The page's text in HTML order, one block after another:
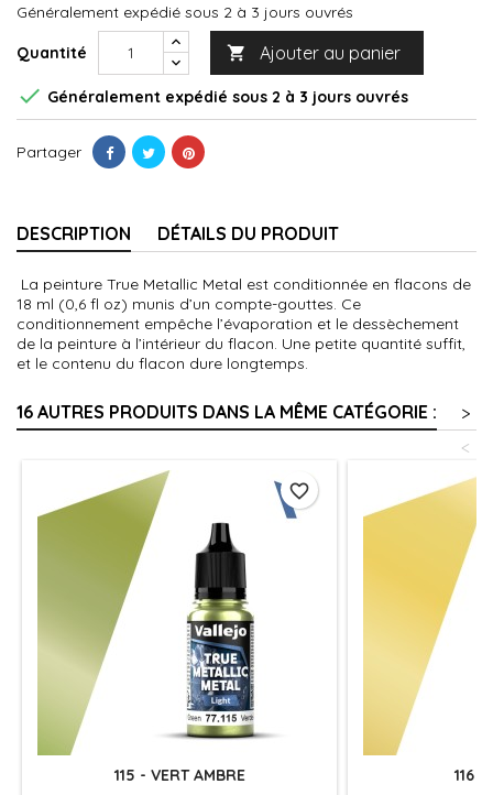
Généralement expédié sous 2 à 3 jours ouvrés
Quantité  Ajouter au panier
 Généralement expédié sous 2 à 3 jours ouvrés
Partager
DESCRIPTION DÉTAILS DU PRODUIT
La peinture True Metallic Metal est conditionnée en flacons de
18 ml (0,6 fl oz) munis d’un compte-gouttes. Ce
conditionnement empêche l’évaporation et le dessèchement
de la peinture à l’intérieur du flacon. Une petite quantité suffit,
et le contenu du flacon dure longtemps.
16 AUTRES PRODUITS DANS LA MÊME CATÉGORIE :
>
<
115 - VERT AMBRE
favorite_border
116 -